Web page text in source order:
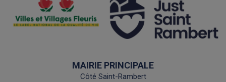
MAIRIE PRINCIPALE
Côté Saint-Rambert